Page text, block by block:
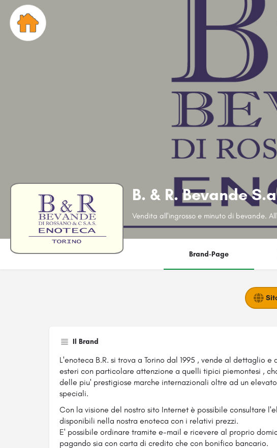
B. & R. Bevande
Brand-Page
Il Brand
L'enoteca B.R. si trova a Torino dal 1995 , vende al dettaglio e
esteri con particolare attenzione a quelli tipici piemontesi ,
delle piu' prestigiose marche internazionali oltre ad un
speciali.
Con la visione del nostro sito Internet è possibile consultare
disponibili nella nostra enoteca con i relativi prezzi.
E' possibile ordinare tramite e-mail e ricevere al proprio
pagando sia con carta di credito che con bonifico bancario.